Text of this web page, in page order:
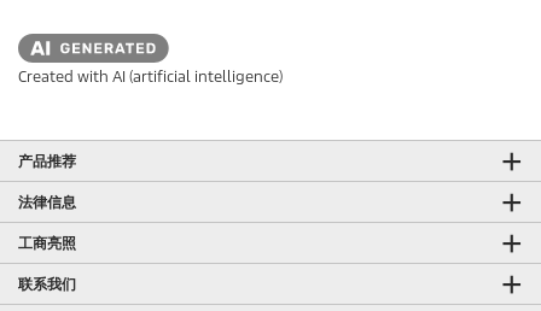
Created with AI (artificial intelligence)
产品推荐
法律信息
工商亮照
联系我们